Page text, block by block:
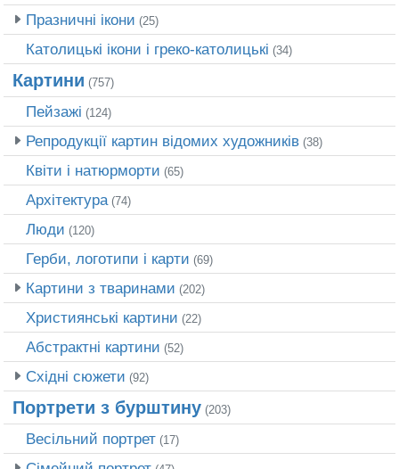
Празничні ікони (25)
Католицькі ікони і греко-католицькі (34)
Картини (757)
Пейзажі (124)
Репродукції картин відомих художників (38)
Квіти і натюрморти (65)
Архітектура(74)
Люди (120)
Герби, логотипи і карти (69)
Картини з тваринами (202)
Християнські картини (22)
Абстрактні картини (52)
Східні сюжети (92)
Портрети з бурштину (203)
Весільний портрет (17)